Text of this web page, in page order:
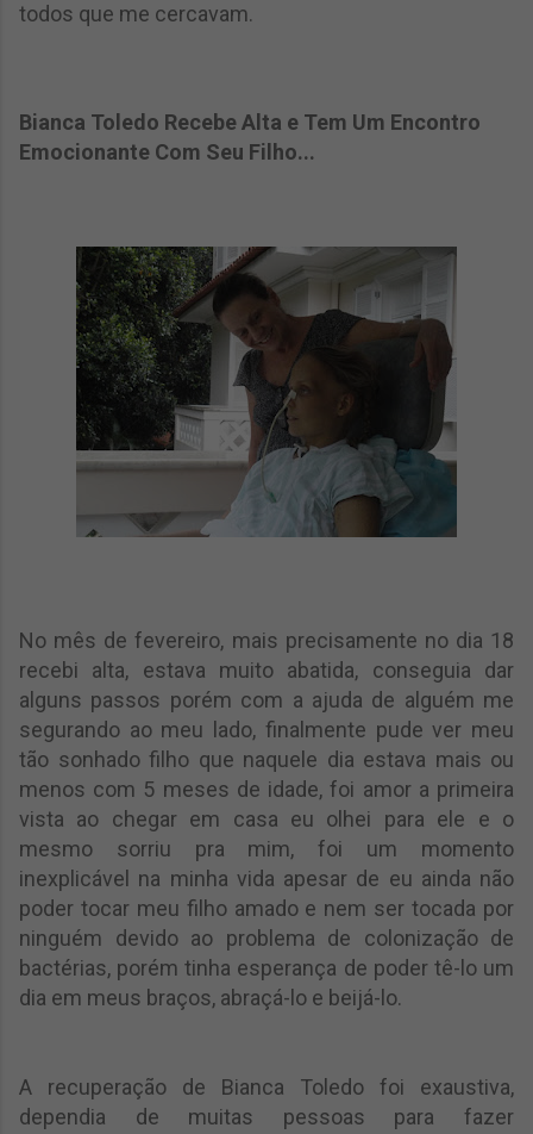
todos que me cercavam.
Bianca Toledo Recebe Alta e Tem Um Encontro
Emocionante Com Seu Filho...
No mês de fevereiro, mais precisamente no dia 18
recebi alta, estava muito abatida, conseguia dar
alguns passos porém com a ajuda de alguém me
segurando ao meu lado, finalmente pude ver meu
tão sonhado filho que naquele dia estava mais ou
menos com 5 meses de idade, foi amor a primeira
vista ao chegar em casa eu olhei para ele e o
mesmo sorriu pra mim, foi um momento
inexplicável na minha vida apesar de eu ainda não
poder tocar meu filho amado e nem ser tocada por
ninguém devido ao problema de colonização de
bactérias, porém tinha esperança de poder tê-lo um
dia em meus braços, abraçá-lo e beijá-lo.
A recuperação de Bianca Toledo foi exaustiva,
dependia de muitas pessoas para fazer